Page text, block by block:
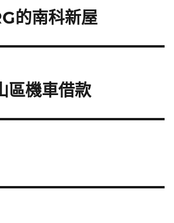
的南科新屋
區機車借款